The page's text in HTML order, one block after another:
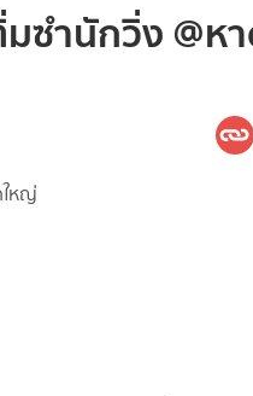
ซำนักวิ่ง @ห